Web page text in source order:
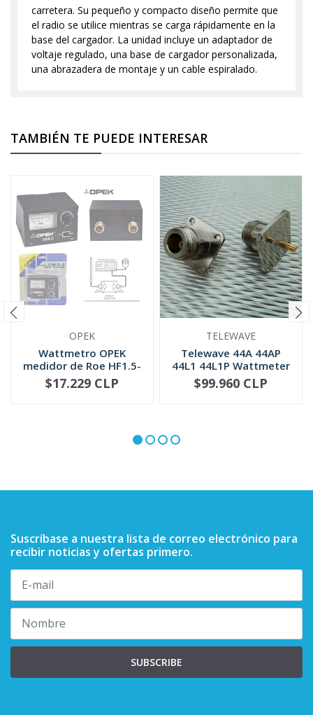
carretera. Su pequeño y compacto diseño permite que
el radio se utilice mientras se carga rápidamente en la
base del cargador. La unidad incluye un adaptador de
voltaje regulado, una base de cargador personalizada,
una abrazadera de montaje y un cable espiralado.
TAMBIÉN TE PUEDE INTERESAR
OPEK
Wattmetro OPEK
medidor de Roe HF1.5-
30 MHZ (SWR-2)
NO DISPONIBLE
$17.229 CLP
TELEWAVE
Telewave 44A 44AP
44L1 44L1P Wattmeter
QC Conne...
+
$99.960 CLP
Suscríbase a nuestra lista de correo electrónico para
recibir noticias y ofertas primero.
SUBSCRIBE